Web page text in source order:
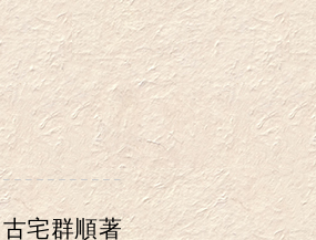
古宅群順著